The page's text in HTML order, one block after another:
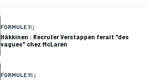
FORMULE 11 j
Häkkinen : Recruter Verstappen ferait "des
vagues" chez McLaren
FORMULE 15 j